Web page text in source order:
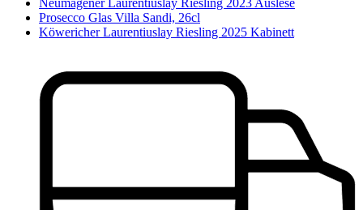
Prosecco Glas Villa Sandi, 26cl
Köwericher Laurentiuslay Riesling 2025 Kabinett